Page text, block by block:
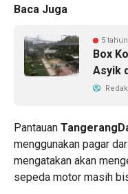
Baca Juga
5
Box
Asyik
Pantauan
menggunakan pagar
mengatakan akan
sepeda motor masih